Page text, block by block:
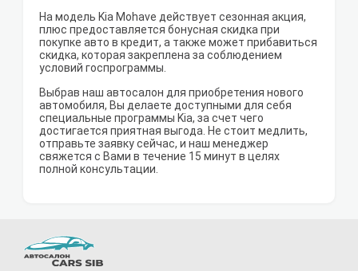
На модель Kia Mohave действует сезонная акция,
плюс предоставляется бонусная скидка при
покупке авто в кредит, а также может прибавиться
скидка, которая закреплена за соблюдением
условий госпрограммы.
Выбрав наш автосалон для приобретения нового
автомобиля, Вы делаете доступными для себя
специальные программы Kia, за счет чего
достигается приятная выгода. Не стоит медлить,
отправьте заявку сейчас, и наш менеджер
свяжется с Вами в течение 15 минут в целях
полной консультации.